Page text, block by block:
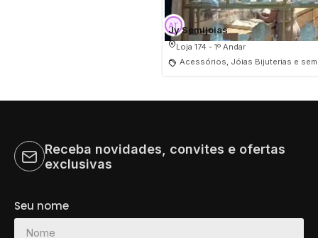
Jy Semijoias
Loja 174 - 1º Andar
Acessórios, Jóias Bijuterias e
Receba novidades, convites e ofertas
exclusivas
Seu nome